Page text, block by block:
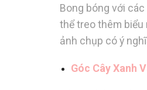
Bong bóng với
thể treo thêm biểu
ảnh chụp có ý
Góc Cây Xanh